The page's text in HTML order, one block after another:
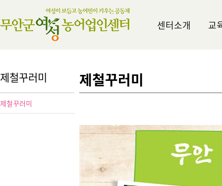
센터소개 교
제철꾸러미
제철꾸러미
제철꾸러미